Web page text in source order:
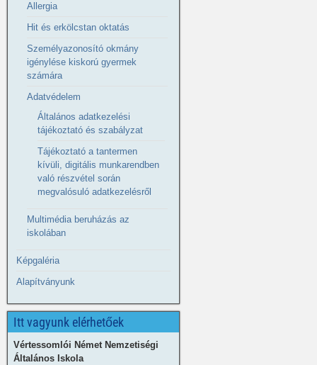
Allergia
Hit és erkölcstan oktatás
Személyazonosító okmány
igénylése kiskorú gyermek
számára
Adatvédelem
Általános adatkezelési
tájékoztató és szabályzat
Tájékoztató a tantermen
kívüli, digitális munkarendben
való részvétel során
megvalósuló adatkezelésről
Multimédia beruházás az
iskolában
Képgaléria
Alapítványunk
Itt vagyunk elérhetőek
Vértessomlói Német Nemzetiségi
Általános Iskola